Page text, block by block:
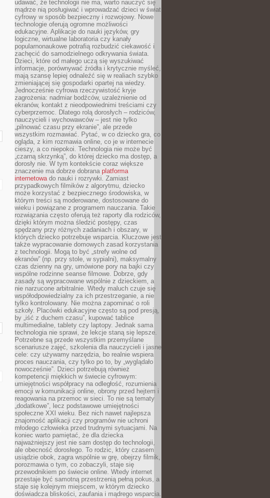
udawać, że technologii nie ma, warto nauczyć się
mądrze nią posługiwać i wprowadzać dzieci w świat
cyfrowy w sposób bezpieczny i rozwojowy. Nowe
technologie oferują ogromne możliwości
edukacyjne. Aplikacje do nauki języków, gry
logiczne, wirtualne laboratoria czy kanały
popularnonaukowe potrafią rozbudzić ciekawość i
zachęcić do samodzielnego odkrywania świata.
Dzieci, które od małego uczą się wyszukiwać
informacje, porównywać źródła i krytycznie myśleć,
mają szansę lepiej odnaleźć się w realiach szybko
zmieniającej się gospodarki opartej na wiedzy.
Jednocześnie cyfrowa rzeczywistość kryje
zagrożenia: nadmiar bodźców, uzależnienie od
ekranów, kontakt z nieodpowiednimi treściami czy
cyberprzemoc. Dlatego rolą dorosłych – rodziców,
nauczycieli i wychowawców – jest nie tylko
„pilnować czasu przy ekranie”, ale przede
wszystkim rozmawiać. Pytać, w co dziecko gra, co
ogląda, z kim rozmawia online, co je w internecie
cieszy, a co niepokoi. Technologia nie może być
„czarną skrzynką”, do której dziecko ma dostęp, a
dorosły nie. W tym kontekście coraz większe
znaczenie ma dobrze dobrana platforma
internetowado nauki i rozrywki. Zamiast
przypadkowych filmików z algorytmu, dziecko
może korzystać z bezpiecznego środowiska, w
którym treści są moderowane, dostosowane do
wieku i powiązane z programem nauczania. Takie
rozwiązania często oferują też raporty dla rodziców,
dzięki którym można śledzić postępy, czas
spędzany przy różnych zadaniach i obszary, w
których dziecko potrzebuje wsparcia. Kluczowe jest
także wypracowanie domowych zasad korzystania
z technologii. Mogą to być „strefy wolne od
ekranów” (np. przy stole, w sypialni), maksymalny
czas dzienny na gry, umówione pory na bajki czy
wspólne rodzinne seanse filmowe. Dobrze, gdy
zasady są wypracowane wspólnie z dzieckiem, a
nie narzucone arbitralnie. Wtedy maluch czuje się
współodpowiedzialny za ich przestrzeganie, a nie
tylko kontrolowany. Nie można zapominać o roli
szkoły. Placówki edukacyjne często są pod presją,
by „iść z duchem czasu”, kupować tablice
multimedialne, tablety czy laptopy. Jednak sama
technologia nie sprawi, że lekcje staną się lepsze.
Potrzebne są przede wszystkim przemyślane
scenariusze zajęć, szkolenia dla nauczycieli i jasne
cele: czy używamy narzędzia, bo realnie wspiera
proces nauczania, czy tylko po to, by „wyglądało
nowocześnie”. Dzieci potrzebują również
kompetencji miękkich w świecie cyfrowym:
umiejętności współpracy na odległość, rozumienia
emocji w komunikacji online, obrony przed hejtem i
reagowania na przemoc w sieci. To nie są tematy
„dodatkowe”, lecz podstawowe umiejętności
społeczne XXI wieku. Bez nich nawet najlepsza
znajomość aplikacji czy programów nie uchroni
młodego człowieka przed trudnymi sytuacjami. Na
koniec warto pamiętać, że dla dziecka
najważniejszy jest nie sam dostęp do technologii,
ale obecność dorosłego. To rodzic, który czasem
usiądzie obok, zagra wspólnie w grę, obejrzy filmik,
porozmawia o tym, co zobaczyli, staje się
przewodnikiem po świecie online. Wtedy internet
przestaje być samotną przestrzenią pełną pokus, a
staje się kolejnym miejscem, w którym dziecko
doświadcza bliskości, zaufania i mądrego wsparcia.